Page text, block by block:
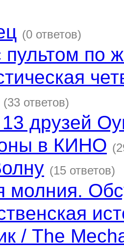
(0 ответов)
пультом по
(33 ответов)
13 друзей
в КИНО
(15 ответов)
молния.
/ The